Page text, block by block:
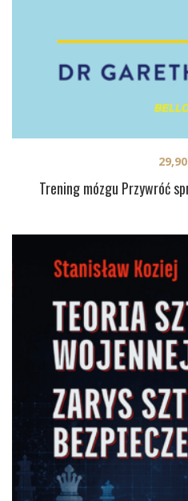
Trening mózgu Przywróć
29,90